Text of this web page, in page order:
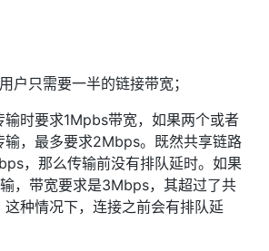
户只需要一半的链接带宽；
时要求1Mpbs带宽，如果两个或者
输，最多要求2Mbps。既然共享链路
，那么传输前没有排队延时。如果
，带宽要求是3Mbps，其超过了共
种情况下，连接之前会有排队延